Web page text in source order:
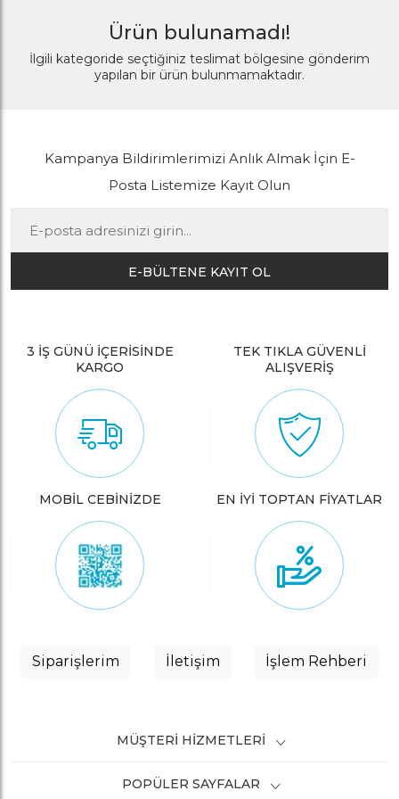
Ürün bulunamadı!
İlgili kategoride seçtiğiniz teslimat bölgesine gönderim
yapılan bir ürün bulunmamaktadır.
Kampanya Bildirimlerimizi Anlık Almak İçin E-
Posta Listemize Kayıt Olun
E-BÜLTENE KAYIT OL
3 İŞ GÜNÜ İÇERİSİNDE
KARGO
TEK TIKLA GÜVENLİ
ALIŞVERİŞ
MOBİL CEBİNİZDE EN İYİ TOPTAN FİYATLAR
Siparişlerim İletişim İşlem Rehberi
MÜŞTERI HIZMETLERI
POPÜLER SAYFALAR